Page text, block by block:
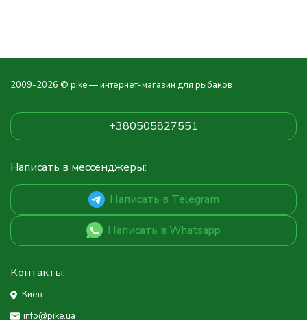
2009-2026 © pike — интернет-магазин для рыбаков
+380505827551
Написать в мессенджеры:
Написать в Telegram
Написать в Whatsapp
Контакты:
Киев
info@pike.ua